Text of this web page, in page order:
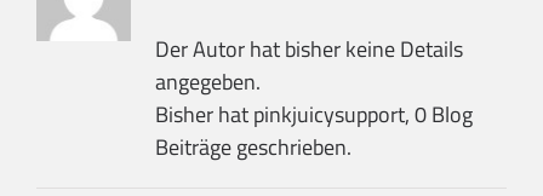
Der Autor hat bisher keine Details
angegeben.
Bisher hat pinkjuicysupport, 0 Blog
Beiträge geschrieben.